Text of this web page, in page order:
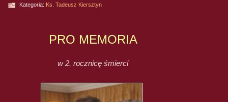
Kategoria: Ks. Tadeusz Kiersztyn
PRO MEMORIA
w 2. rocznicę śmierci